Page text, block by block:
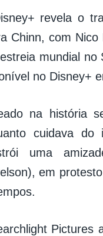
revela o
Chinn, com
mundial no
no Disney+
na história
cuidava
uma
em
Pictures